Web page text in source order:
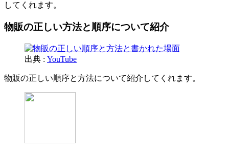
してくれます。
物販の正しい方法と順序について紹介
出典 : YouTube
物販の正しい順序と方法について紹介してくれます。